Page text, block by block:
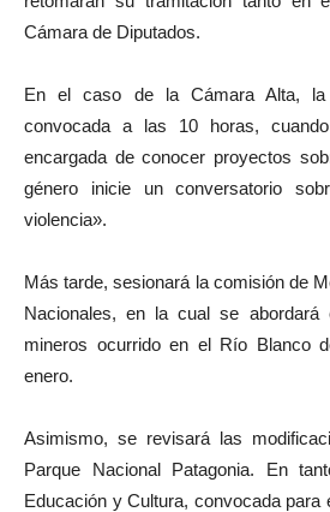
Cámara de Diputados.
En el caso de la Cámara Alta, la
convocada a las 10 horas,
encargada de conocer proyectos
género inicie un conversatorio
violencia».
Más tarde, sesionará la comisión de
Nacionales, en la cual se abordará
mineros ocurrido en el Río Blanco
enero.
Asimismo, se revisará las
Parque Nacional Patagonia. En
Educación y Cultura, convocada para